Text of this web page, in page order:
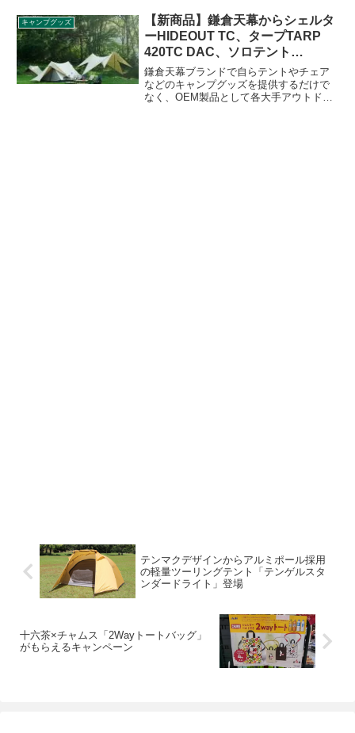
す。カラビナ付きで様々な場所にセット
し、吊り下げることができます。詳細を
レビューします。
キャンプグッズ
【新商品】鎌倉天幕からシェルタ
ーHIDEOUT TC、タープTARP
420TC DAC、ソロテント
SOLOIST登場
鎌倉天幕ブランドで自らテントやチェア
などのキャンプグッズを提供するだけで
なく、OEM製品として各大手アウトドア
テンマクデザインからアルミポール採用
の軽量ツーリングテント「テンゲルスタ
ンダードライト」登場
十六茶×チャムス「2Wayトートバッグ」
がもらえるキャンペーン